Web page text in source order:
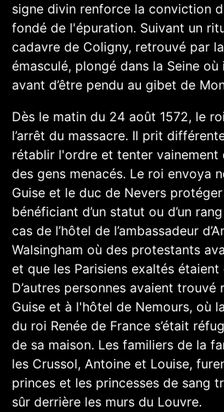
signe divin renforce la conviction
fondé de l'épuration. Suivant un
cadavre de Coligny, retrouvé par
émasculé, plongé dans la Seine
avant d’être pendu au gibet de
Dès le matin du 24 août 1572, le
l’arrêt du massacre. Il prit
rétablir l'ordre et tenter vainement
des gens menacés. Le roi envoya
Guise et le duc de Nevers
bénéficiant d’un statut ou d’un
cas de l’hôtel de l’ambassadeur
Walsingham où des protestants
et que les Parisiens exaltés étaient
D’autres personnes avaient trouvé
Guise et à l'hôtel de Nemours, où
du roi Renée de France s’était
de sa maison. Les familiers de la
les Crussol, Antoine et Louise,
princes et les princesses de sang
sûr derrière les murs du Louvre.